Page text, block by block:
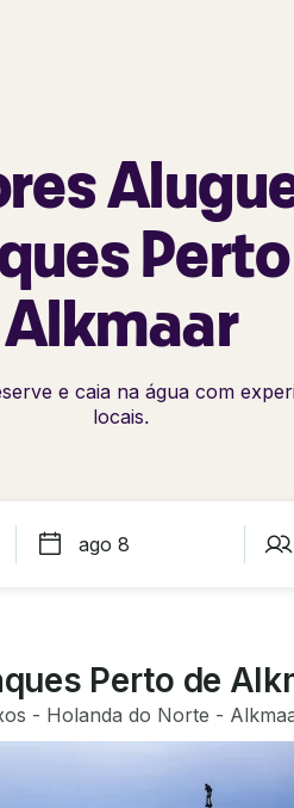
Alkmaar
e caia na água com
locais.
Perto de
- Holanda do Norte -